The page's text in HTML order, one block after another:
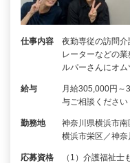
仕事内容
夜勤専従の訪問
レーターなどの
ルパーさんにオ
給与
月給305,000円
与ご相談くださ
勤務地
神奈川県横浜市
横浜市栄区／神
応募資格
（1）介護福祉